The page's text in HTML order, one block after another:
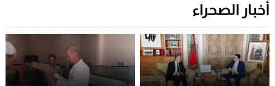
أخبار الصحراء